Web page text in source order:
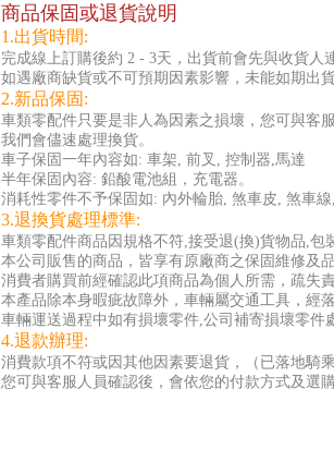
商品保固或退貨說明
1.出貨時間:
完成線上訂購後約 2 - 3天，出貨前會先與收貨人
如遇廠商缺貨或不可預期因素影響，未能如期出
2.新品保固:
車類零配件只要是非人為因素之損壞，您可與客
我們會儘速處理換貨。
車子保固一年內容如: 車架, 前叉, 控制器,
半年保固內容: 鉛酸電池組，充電器。
消耗性零件不予保固如: 內外輪胎, 煞車皮, 煞車
3.退換貨處理標準:
車類零配件商品因規格不符,接受退(換)貨物品,包
本公司販售的商品，皆享有原廠商之保固維修及
消費者購買前經確認此項商品為個人所需，疏失
本產品除本身暇疵故障外，車輛屬交通工具，經
車輛運送過程中如有損壞零件,公司補寄損壞零件
4.退款辦理:
消費款項不符或因其他因素要退貨，（已落地騎
您可與客服人員確認後，會依您的付款方式及選